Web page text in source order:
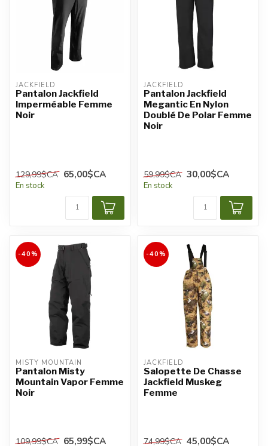
JACKFIELD
Pantalon Jackfield
Imperméable Femme
Noir
129,99$CA 65,00$CA
En stock
JACKFIELD
Pantalon Jackfield
Megantic En Nylon
Doublé De Polar Femme
Noir
59,99$CA 30,00$CA
En stock
-40%
MISTY MOUNTAIN
Pantalon Misty
Mountain Vapor Femme
Noir
109,99$CA 65,99$CA
-40%
JACKFIELD
Salopette De Chasse
Jackfield Muskeg
Femme
74,99$CA 45,00$CA